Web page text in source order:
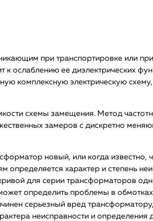
при транспортировке или
к ослаблению ее диэлектрических
комплексную электрическую
схемы замещения. Метод
замеров с дискретно
новый, или когда известно,
характер и степень
для серии трансформаторов
определить проблемы в
серьезный вред
неисправности и определения